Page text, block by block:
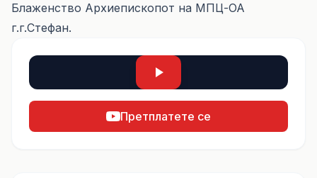
Блаженство Архиепископот на МПЦ-ОА
г.г.Стефан.
Претплатете се